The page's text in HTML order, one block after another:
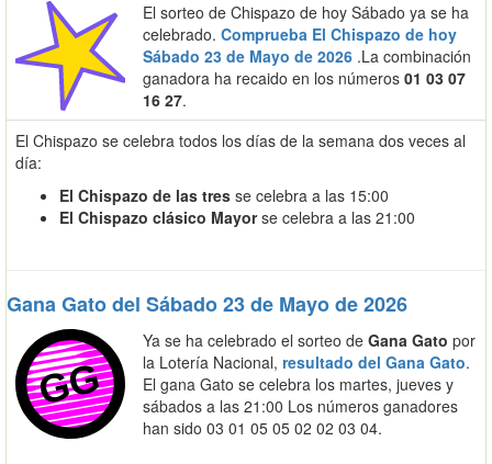
El sorteo de Chispazo de hoy Sábado ya se ha
celebrado. Comprueba El Chispazo de hoy
Sábado 23 de Mayo de 2026 .La combinación
ganadora ha recaido en los números 01 03 07
16 27.
El Chispazo se celebra todos los días de la semana dos veces al
día:
El Chispazo de las tres se celebra a las 15:00
El Chispazo clásico Mayorse celebra a las 21:00
Gana Gato del Sábado 23 de Mayo de 2026
Ya se ha celebrado el sorteo de Gana Gato por
la Lotería Nacional, resultado del Gana Gato.
El gana Gato se celebra los martes, jueves y
sábados a las 21:00 Los números ganadores
han sido 03 01 05 05 02 02 03 04.